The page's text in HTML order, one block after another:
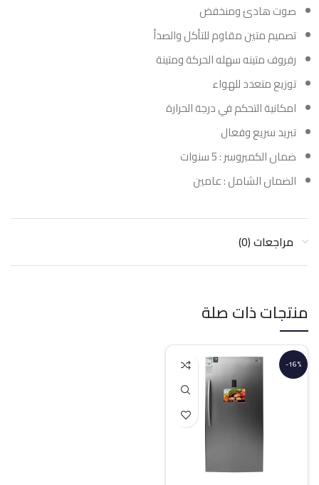
صوت هادئ ومنخفض
تصميم متين مقاوم للتأكل والصدأ
رفروف متينه سهله الحركة ومتينة
توزيع متعدد للهواء
امكانية التحكم في درجة الحرارة
تبريد سريع وفعال
ضمان الكمبروسر : 5 سنوات
الضمان الشامل : عامين
مراجعات (0)
منتجات ذات صلة
-16%